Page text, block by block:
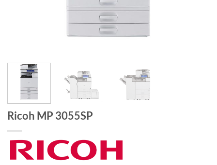
Ricoh MP 3055SP